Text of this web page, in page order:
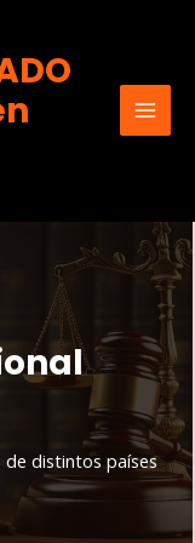
de distintos países